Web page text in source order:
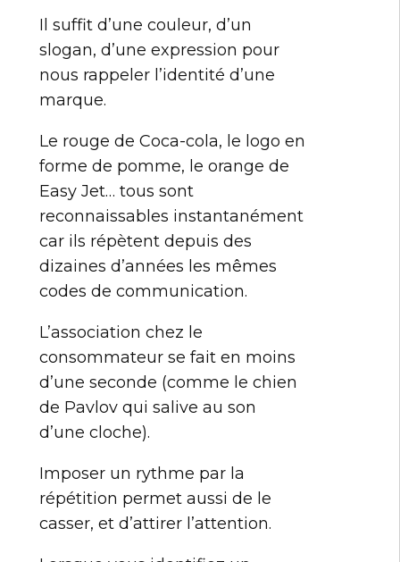
Il suffit d’une couleur, d’un
slogan, d’une expression pour
nous rappeler l’identité d’une
marque.
Le rouge de Coca-cola, le logo en
forme de pomme, le orange de
Easy Jet… tous sont
reconnaissables instantanément
car ils répètent depuis des
dizaines d’années les mêmes
codes de communication.
L’association chez le
consommateur se fait en moins
d’une seconde (comme le chien
de Pavlov qui salive au son
d’une cloche).
Imposer un rythme par la
répétition permet aussi de le
casser, et d’attirer l’attention.